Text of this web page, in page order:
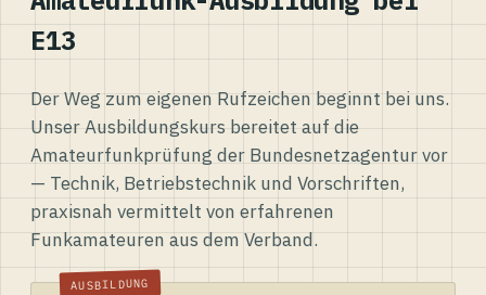
E13
Der Weg zum eigenen Rufzeichen beginnt bei uns.
Unser Ausbildungskurs bereitet auf die
Amateurfunkprüfung der Bundesnetzagentur vor
— Technik, Betriebstechnik und Vorschriften,
praxisnah vermittelt von erfahrenen
Funkamateuren aus dem Verband.